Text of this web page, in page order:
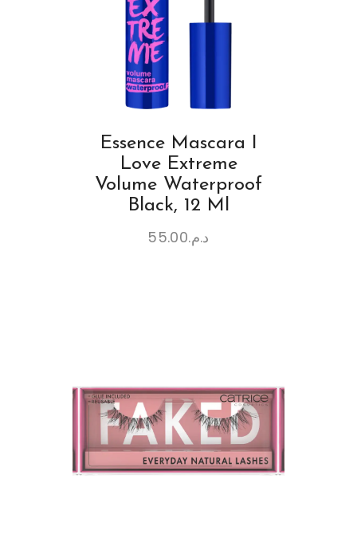
Essence Mascara I
Love Extreme
Volume Waterproof
Black, 12 Ml
د.م.55.00